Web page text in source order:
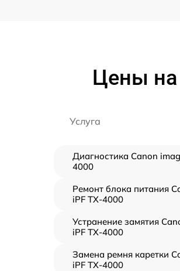
Цены на
Услуга
Диагностика Canon
4000
Ремонт блока питания
iPF TX-4000
Устранение замятия
iPF TX-4000
Замена ремня каретки
iPF TX-4000